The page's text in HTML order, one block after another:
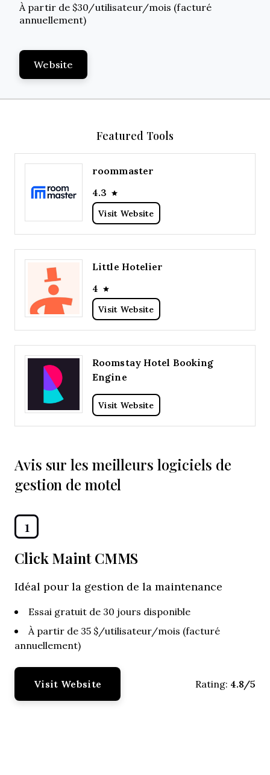
À partir de $30/utilisateur/mois (facturé
annuellement)
Website
Featured Tools
roommaster
4.3
Visit Website
Little Hotelier
4
Visit Website
Roomstay Hotel Booking
Engine
Visit Website
Avis sur les meilleurs logiciels de
gestion de motel
1
Click Maint CMMS
Idéal pour la gestion de la maintenance
Essai gratuit de 30 jours disponible
À partir de 35 $/utilisateur/mois (facturé
annuellement)
Visit Website Rating: 4.8/5